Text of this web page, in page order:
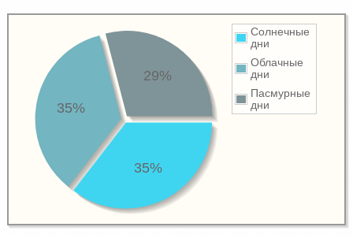
Солнечные
дни
Облачные
дни
Пасмурные
дни
35%
35%
29%